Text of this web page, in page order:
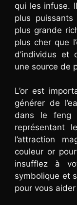
qui les infuse.
plus
plus grande
plus cher que
d’individus et
une source de
L’or est
générer de
dans le feng
représentant
l’attraction
couleur or
insufflez à
symbolique et
pour vous